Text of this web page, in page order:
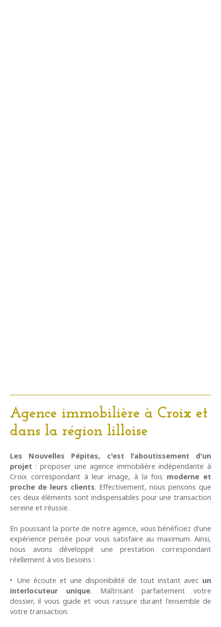
Agence immobilière à Croix et
dans la région lilloise
Les Nouvelles Pépites, c'est l'aboutissement d'un
projet : proposer une agence immobilière indépendante à
Croix correspondant à leur image, à la fois moderne et
proche de leurs clients. Effectivement, nous pensons que
ces deux éléments sont indispensables pour une transaction
sereine et réussie.
En poussant la porte de notre agence, vous bénéficiez d'une
expérience pensée pour vous satisfaire au maximum. Ainsi,
nous avons développé une prestation correspondant
réellement à vos besoins :
Une écoute et une disponibilité de tout instant avec un
interlocuteur unique. Maîtrisant parfaitement votre
dossier, il vous guide et vous rassure durant l'ensemble de
votre transaction.